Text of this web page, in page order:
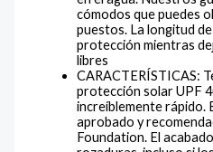
cómodos que puedes
puestos. La longitud
protección mientras
libres
CARACTERÍSTICAS:
protección solar UPF
increíblemente rápido.
aprobado y
Foundation. El